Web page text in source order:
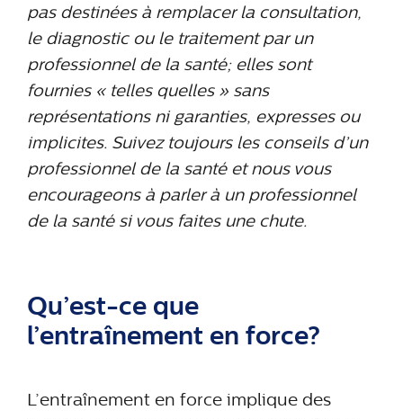
pas destinées à remplacer la consultation,
le diagnostic ou le traitement par un
professionnel de la santé; elles sont
fournies « telles quelles » sans
représentations ni garanties, expresses ou
implicites. Suivez toujours les conseils d’un
professionnel de la santé et nous vous
encourageons à parler à un professionnel
de la santé si vous faites une chute.
Qu’est-ce que
l’entraînement en force?
L’entraînement en force implique des